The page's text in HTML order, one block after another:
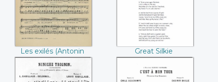
Les exilés (Antonin
Louis)
Great Silkie